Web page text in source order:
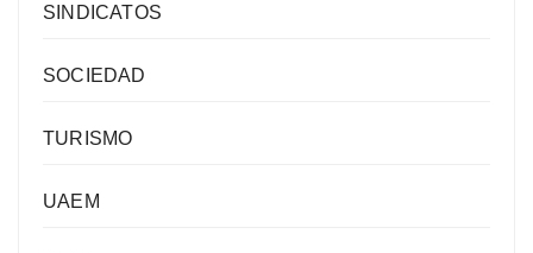
SINDICATOS
SOCIEDAD
TURISMO
UAEM